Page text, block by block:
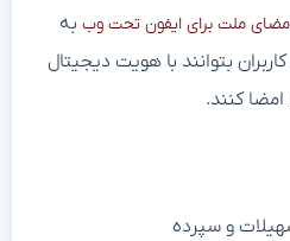
ملت برای ایفون تحت وب به
بتوانند با هویت دیجیتال
امضا کنند.
و سپرده